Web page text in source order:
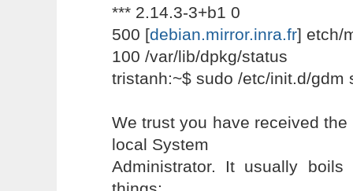
*** 2.14.3-3+b1 0
500 [debian.mirror.inra.fr] etch/
100 /var/lib/dpkg/status
tristanh:~$ sudo /etc/init.d/gdm
We trust you have received
local System
Administrator. It usually